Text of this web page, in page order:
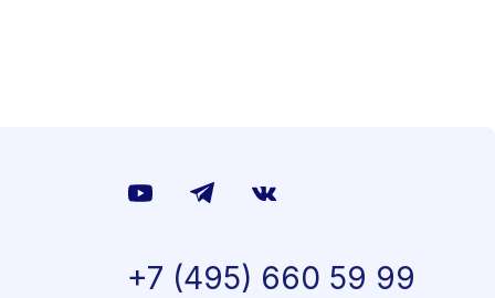
+7 (495) 660 59 99